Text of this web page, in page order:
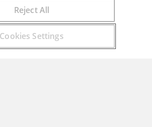
aquí el curso que buscas
Cookies Settings
Reject All